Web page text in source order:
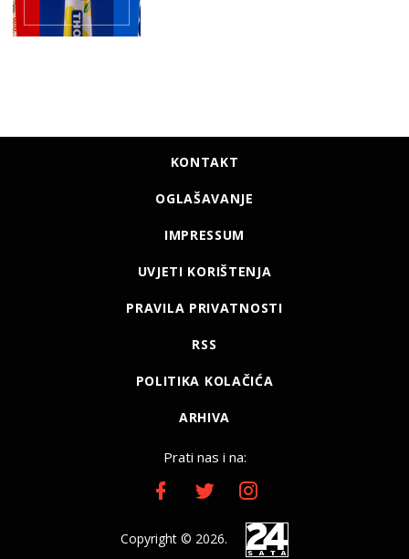
KONTAKT
OGLAŠAVANJE
IMPRESSUM
UVJETI KORIŠTENJA
PRAVILA PRIVATNOSTI
RSS
POLITIKA KOLAČIĆA
ARHIVA
Prati nas i na:
Copyright © 2026.